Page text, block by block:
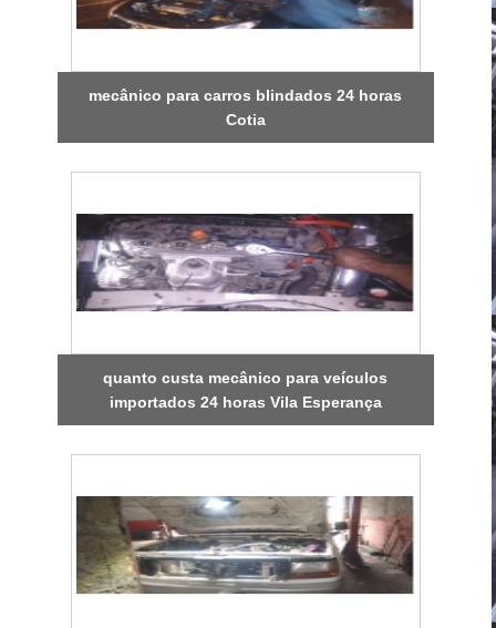
mecânico para carros blindados 24 horas
Cotia
quanto custa mecânico para veículos
importados 24 horas Vila Esperança